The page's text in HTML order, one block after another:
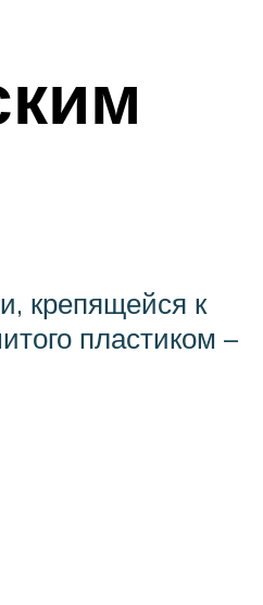
крепящейся к
пластиком –